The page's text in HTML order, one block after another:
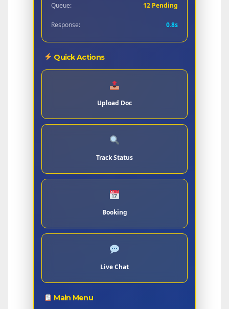
Queue: 12 Pending
Response: 0.8s
Quick Actions
Upload Doc
Track Status
Booking
Live Chat
Main Menu